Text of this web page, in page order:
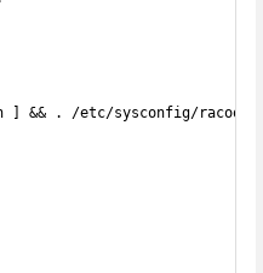
&& . /etc/sysconfig/racoon